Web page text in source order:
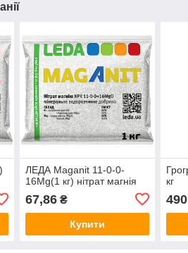
ЛЕДА Maganit 11-0-0-
16Mg(1 кг) нітрат магнія
67,86₴
Купити
кг